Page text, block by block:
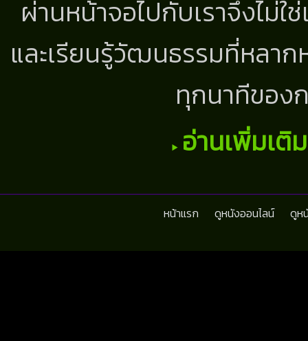
ผ่านหน้าจอไปกับเราจึงไม่
และเรียนรู้วัฒนธรรมที่หลา
ทุกนาทีขอ
อ่านเพิ่มเติ
หน้าแรก ดูหนังออนไลน์ ดูห